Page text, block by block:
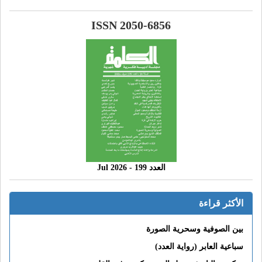
ISSN 2050-6856
العدد 199 - 2026 Jul
الأكثر قراءة
بين الصوفية وسحرية الصورة
سباعية العابر (رواية العدد)